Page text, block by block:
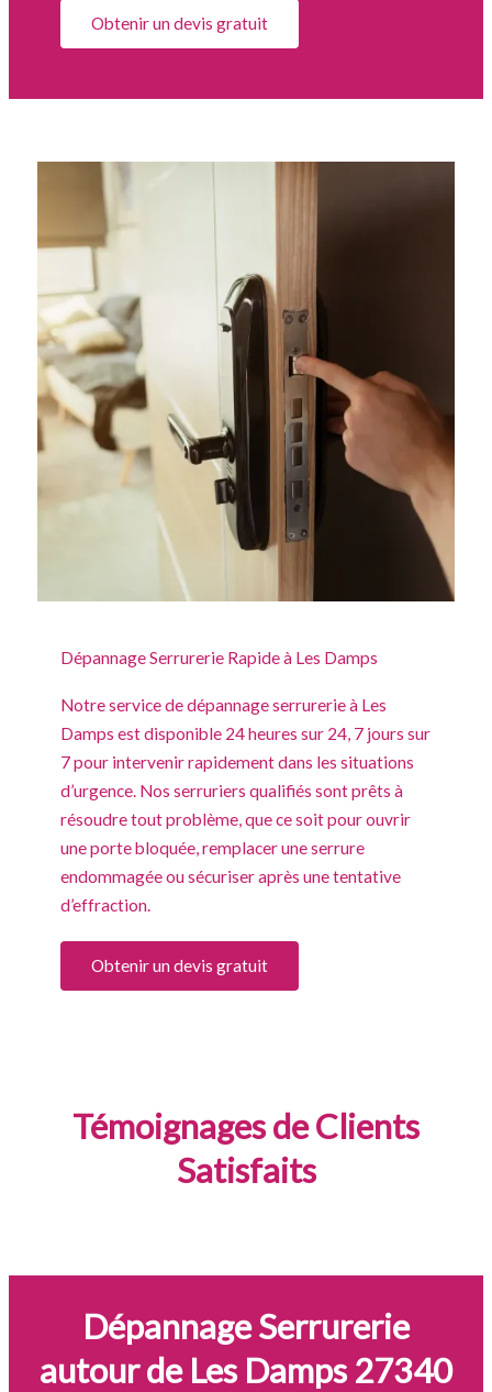
Obtenir un devis gratuit
Dépannage Serrurerie Rapide à Les Damps
Notre service de dépannage serrurerie à Les
Damps est disponible 24 heures sur 24, 7 jours sur
7 pour intervenir rapidement dans les situations
d’urgence. Nos serruriers qualifiés sont prêts à
résoudre tout problème, que ce soit pour ouvrir
une porte bloquée, remplacer une serrure
endommagée ou sécuriser après une tentative
d’effraction.
Obtenir un devis gratuit
Témoignages de Clients
Satisfaits
Dépannage Serrurerie
autour de Les Damps 27340